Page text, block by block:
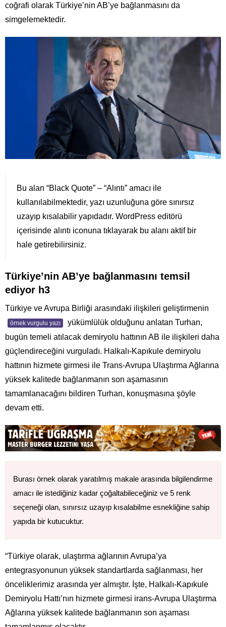
coğrafi olarak Türkiye’nin AB’ye bağlanmasını da
simgelemektedir.
Bu alan “Black Quote” – “Alıntı” amacı ile
kullanılabilmektedir, yazı uzunluğuna göre sınırsız
uzayıp kısalabilir yapıdadır. WordPress editörü
içerisinde alıntı iconuna tıklayarak bu alanı aktif bir
hale getirebilirsiniz.
Türkiye’nin AB’ye bağlanmasını temsil
ediyor h3
Türkiye ve Avrupa Birliği arasındaki ilişkileri geliştirmenin
örnek vurgulu yazı
yükümlülük olduğunu anlatan Turhan,
bugün temeli atılacak demiryolu hattının AB ile ilişkileri daha
güçlendireceğini vurguladı. Halkalı-Kapıkule demiryolu
hattının hizmete girmesi ile Trans-Avrupa Ulaştırma Ağlarına
yüksek kalitede bağlanmanın son aşamasının
tamamlanacağını bildiren Turhan, konuşmasına şöyle
devam etti.
Burası örnek olarak yaratılmış makale arasında bilgilendirme
amacı ile istediğiniz kadar çoğaltabileceğiniz ve 5 renk
seçeneği olan, sınırsız uzayıp kısalabilme esnekliğine sahip
yapıda bir kutucuktur.
“Türkiye olarak, ulaştırma ağlarının Avrupa’ya
entegrasyonunun yüksek standartlarda sağlanması, her
önceliklerimiz arasında yer almıştır. İşte, Halkalı-Kapıkule
Demiryolu Hattı’nın hizmete girmesi irans-Avrupa Ulaştırma
Ağlarına yüksek kalitede bağlanmanın son aşaması